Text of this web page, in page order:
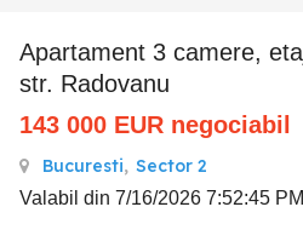
Apartament 3 camere, etaj 1 - zona Colentina,
str. Radovanu
143 000 EUR negociabil
Bucuresti, Sector 2
Valabil din 7/16/2026 7:52:45 PM